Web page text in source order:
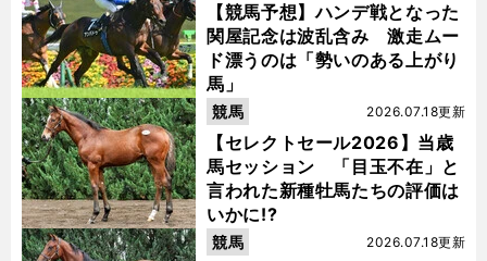
【競馬予想】ハンデ戦となった
関屋記念は波乱含み 激走ムー
ド漂うのは「勢いのある上がり
馬」
【セレクトセール2026】当歳
馬セッション 「目玉不在」と
言われた新種牡馬たちの評価は
いかに!?
2026.07.18更新
競馬
2026.07.18更新
競馬